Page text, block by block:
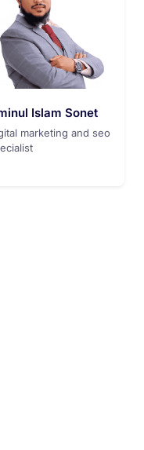
Islam Sonet
marketing and seo